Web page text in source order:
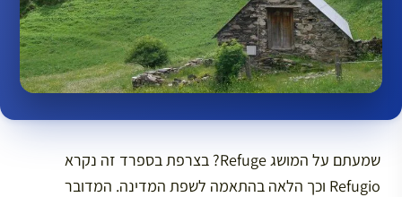
שמעתם על המושג Refuge? בצרפת בספרד זה נקרא
Refugio וכך הלאה בהתאמה לשפת המדינה. המדובר